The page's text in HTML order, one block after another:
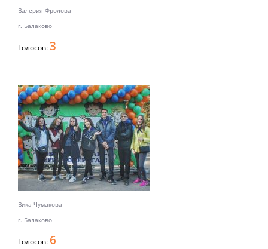
Валерия Фролова
г. Балаково
Голосов:3
Вика Чумакова
г. Балаково
Голосов: 6